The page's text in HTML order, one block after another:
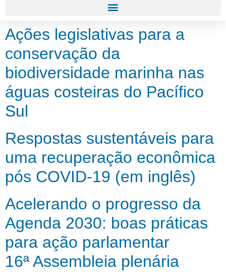
Ações legislativas para a
conservação da
biodiversidade marinha nas
águas costeiras do Pacífico
Sul
Respostas sustentáveis para
uma recuperação econômica
pós COVID-19 (em inglês)
Acelerando o progresso da
Agenda 2030: boas práticas
para ação parlamentar
16ª Assembleia plenária